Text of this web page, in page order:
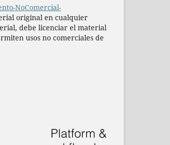
NoComercial-
original en cualquier
debe licenciar el material
usos no comerciales de